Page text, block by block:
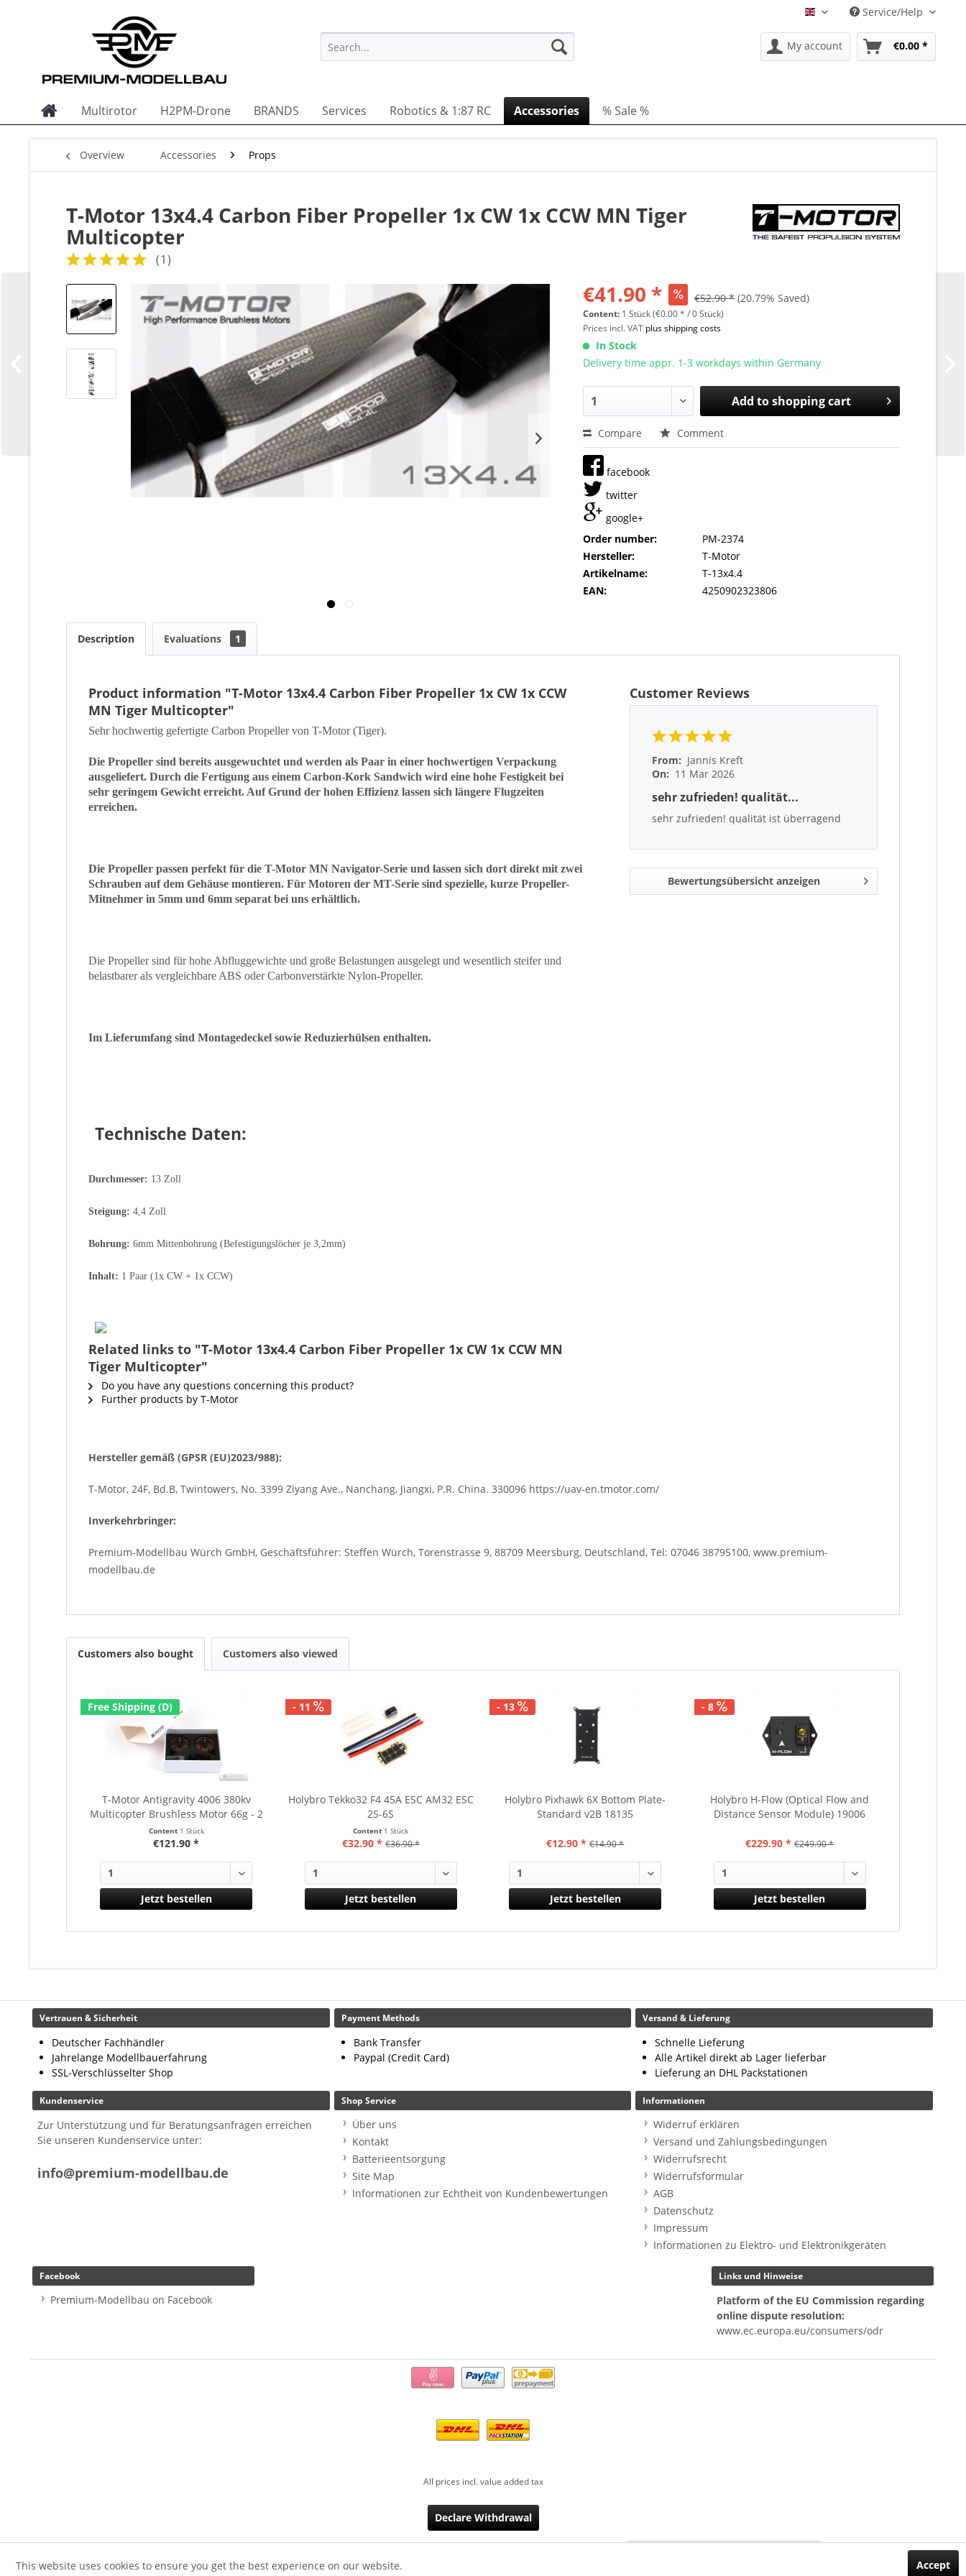
EN Service/Help
My account €0.00 *
Multirotor H2PM-Drone BRANDS Services Robotics & 1:87 RC Accessories % Sale %
Overview Accessories Props
T-Motor 13x4.4 Carbon Fiber Propeller 1x CW 1x CCW MN Tiger
Multicopter
(1)
€41.90 * €52.90 * (20.79% Saved)
Content: 1 Stück (€0.00 * / 0 Stück)
Prices incl. VAT plus shipping costs
In Stock
Delivery time appr. 1-3 workdays within Germany
Add toshopping cart
Compare Comment
facebook
twitter
google+
Order number:
PM-2374
Hersteller:
T-Motor
Artikelname:
T-13x4.4
EAN:
4250902323806
Description Evaluations 1
Product information "T-Motor 13x4.4 Carbon Fiber Propeller 1x CW 1x CCW
MN Tiger Multicopter"
Sehr hochwertig gefertigte Carbon Propeller von T-Motor (Tiger).
Die Propeller sind bereits ausgewuchtet und werden als Paar in einer hochwertigen Verpackung
ausgeliefert. Durch die Fertigung aus einem Carbon-Kork Sandwich wird eine hohe Festigkeit bei
sehr geringem Gewicht erreicht. Auf Grund der hohen Effizienz lassen sich längere Flugzeiten
erreichen.
Die Propeller passen perfekt für die T-Motor MN Navigator-Serie und lassen sich dort direkt mit zwei
Schrauben auf dem Gehäuse montieren. Für Motoren der MT-Serie sind spezielle, kurze Propeller-
Mitnehmer in 5mm und 6mm separat bei uns erhältlich.
Die Propeller sind für hohe Abfluggewichte und große Belastungen ausgelegt und wesentlich steifer und
belastbarer als vergleichbare ABS oder Carbonverstärkte Nylon-Propeller.
Im Lieferumfang sind Montagedeckel sowie Reduzierhülsen enthalten.
Technische Daten:
Durchmesser: 13 Zoll
Steigung: 4,4 Zoll
Bohrung: 6mm Mittenbohrung (Befestigungslöcher je 3,2mm)
Inhalt: 1 Paar (1x CW + 1x CCW)
Related links to "T-Motor 13x4.4 Carbon Fiber Propeller 1x CW 1x CCW MN
Tiger Multicopter"
Do you have any questions concerning this product?
Further products by T-Motor
Customer Reviews
From: Jannis Kreft
On: 11 Mar 2026
sehr zufrieden! qualität...
sehr zufrieden! qualität ist überragend
Bewertungsübersicht anzeigen
Hersteller gemäß (GPSR (EU)2023/988):
T-Motor, 24F, Bd.B, Twintowers, No. 3399 Ziyang Ave., Nanchang, Jiangxi, P.R. China. 330096 https://uav-en.tmotor.com/
Inverkehrbringer:
Premium-Modellbau Würch GmbH, Geschäftsführer: Steffen Würch, Torenstrasse 9, 88709 Meersburg, Deutschland, Tel: 07046 38795100, www.premium-
modellbau.de
Customers also bought Customers also viewed
Free Shipping (D)
T-Motor Antigravity 4006 380kv
Multicopter Brushless Motor 66g - 2
Stk
Content 1 Stück
€121.90 *
Jetzt bestellen
- 11
Holybro Tekko32 F4 45A ESC AM32 ESC
2S-6S
Content 1 Stück
€32.90 * €36.90 *
Jetzt bestellen
- 13
Holybro Pixhawk 6X Bottom Plate-
Standard v2B 18135
€12.90 * €14.90 *
Jetzt bestellen
- 8
Holybro H-Flow (Optical Flow and
Distance Sensor Module) 19006
€229.90 * €249.90 *
Jetzt bestellen
Vertrauen & Sicherheit
Deutscher Fachhändler
Jahrelange Modellbauerfahrung
SSL-Verschlüsselter Shop
Payment Methods
Bank Transfer
Paypal (Credit Card)
Versand & Lieferung
Schnelle Lieferung
Alle Artikel direkt ab Lager lieferbar
Lieferung an DHL Packstationen
Kundenservice
Zur Unterstützung und für Beratungsanfragen erreichen
Sie unseren Kundenservice unter:
info@premium-modellbau.de
Shop Service
Über uns
Kontakt
Batterieentsorgung
Site Map
Informationen zur Echtheit von Kundenbewertungen
Informationen
Widerruf erklären
Versand und Zahlungsbedingungen
Widerrufsrecht
Widerrufsformular
AGB
Datenschutz
Impressum
Informationen zu Elektro- und Elektronikgeräten
Facebook
Premium-Modellbau on Facebook
Links und Hinweise
Platform of the EU Commission regarding
online dispute resolution:
www.ec.europa.eu/consumers/odr
All prices incl. value added tax
Declare Withdrawal
This website uses cookies to ensure you get the best experience on our website. Accept